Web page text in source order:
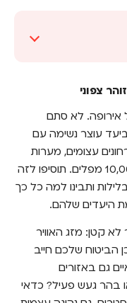
ונופים
ברחובות
עד רוד טריפ
לחו"ל?
צפוני
אירופה. לא סתם
עוצר נשימה עם
עצומים, מערות
קרח חבויות, לגונות גיאותרמיות ומעל 10,000 מפלים. תוסיפו לזה
ותבינו למה כל כך
היעדים שלהם.
קטן: מזג האוויר
הביטוח שלכם חייב
גם באזורים
בהר געש פעיל? כדאי